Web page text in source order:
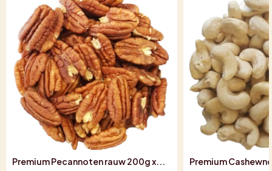
Premium Pecannoten rauw 200g x...
Premium